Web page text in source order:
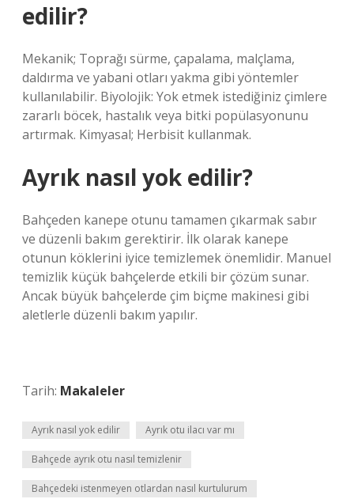
edilir?
Mekanik; Toprağı sürme, çapalama, malçlama,
daldırma ve yabani otları yakma gibi yöntemler
kullanılabilir. Biyolojik: Yok etmek istediğiniz çimlere
zararlı böcek, hastalık veya bitki popülasyonunu
artırmak. Kimyasal; Herbisit kullanmak.
Ayrık nasıl yok edilir?
Bahçeden kanepe otunu tamamen çıkarmak sabır
ve düzenli bakım gerektirir. İlk olarak kanepe
otunun köklerini iyice temizlemek önemlidir. Manuel
temizlik küçük bahçelerde etkili bir çözüm sunar.
Ancak büyük bahçelerde çim biçme makinesi gibi
aletlerle düzenli bakım yapılır.
Tarih: Makaleler
Ayrık nasıl yok edilir Ayrık otu ilacı var mı
Bahçede ayrık otu nasıl temizlenir
Bahçedeki istenmeyen otlardan nasıl kurtulurum